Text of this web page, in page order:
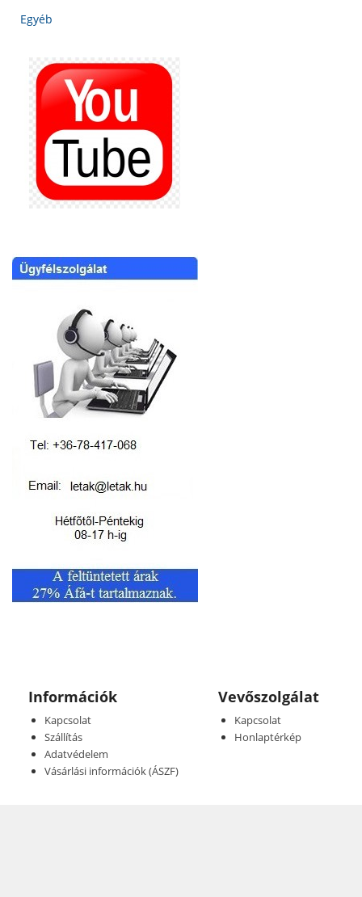
Egyéb
Információk
Kapcsolat
Szállítás
Adatvédelem
Vásárlási információk (ÁSZF)
Vevőszolgálat
Kapcsolat
Honlaptérkép